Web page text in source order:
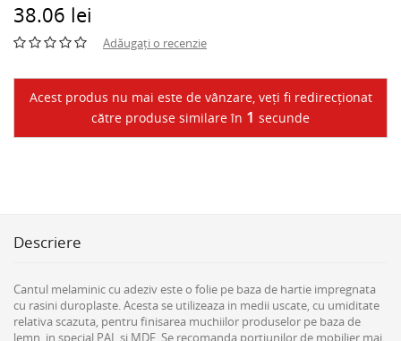
38.06 lei
Adăugați o recenzie
Acest produs nu mai este de vânzare, veți fi redirecționat
către produse similare în 1 secunde
Descriere
Cantul melaminic cu adeziv este o folie pe baza de hartie impregnata
cu rasini duroplaste. Acesta se utilizeaza in medii uscate, cu umiditate
relativa scazuta, pentru finisarea muchiilor produselor pe baza de
lemn, in special PAL si MDF. Se recomanda portiunilor de mobilier mai